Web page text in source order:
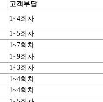
고객부담
1~4회차
1~5회차
1~7회차
1~9회차
1~3회차
1~4회차
1~4회차